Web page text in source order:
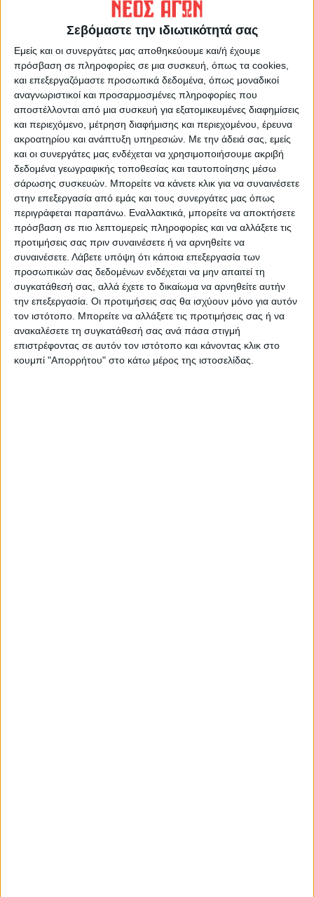
Σεβόμαστε την ιδιωτικότητά σας
Εμείς και οι συνεργάτες μας αποθηκεύουμε και/ή έχουμε
πρόσβαση σε πληροφορίες σε μια συσκευή, όπως τα cookies,
και επεξεργαζόμαστε προσωπικά δεδομένα, όπως μοναδικοί
αναγνωριστικοί και προσαρμοσμένες πληροφορίες που
αποστέλλονται από μια συσκευή για εξατομικευμένες διαφημίσεις
και περιεχόμενο, μέτρηση διαφήμισης και περιεχομένου, έρευνα
ακροατηρίου και ανάπτυξη υπηρεσιών. Με την άδειά σας, εμείς
και οι συνεργάτες μας ενδέχεται να χρησιμοποιήσουμε ακριβή
δεδομένα γεωγραφικής τοποθεσίας και ταυτοποίησης μέσω
σάρωσης συσκευών. Μπορείτε να κάνετε κλικ για να συναινέσετε
στην επεξεργασία από εμάς και τους συνεργάτες μας όπως
περιγράφεται παραπάνω. Εναλλακτικά, μπορείτε να αποκτήσετε
πρόσβαση σε πιο λεπτομερείς πληροφορίες και να αλλάξετε τις
προτιμήσεις σας πριν συναινέσετε ή να αρνηθείτε να
συναινέσετε. Λάβετε υπόψη ότι κάποια επεξεργασία των
προσωπικών σας δεδομένων ενδέχεται να μην απαιτεί τη
συγκατάθεσή σας, αλλά έχετε το δικαίωμα να αρνηθείτε αυτήν
την επεξεργασία. Οι προτιμήσεις σας θα ισχύουν μόνο για αυτόν
τον ιστότοπο. Μπορείτε να αλλάξετε τις προτιμήσεις σας ή να
ανακαλέσετε τη συγκατάθεσή σας ανά πάσα στιγμή
επιστρέφοντας σε αυτόν τον ιστότοπο και κάνοντας κλικ στο
κουμπί "Απορρήτου" στο κάτω μέρος της ιστοσελίδας.
Τεντόγλου, χρυσό μετάλλιο
και στη Γλασκώβη!
Άνετες νίκες για Ατρόμητο
Παλαμά και Αστέρα στην Α'
ΝΕΟΣ ΑΓΩΝ
https://neosagon.gr
Η Αρχαιότερη Καθημερινή Πρωινή Εφημερίδα της Καρδίτσας
ΠΑΡΟΜΟΙΑ ΑΡΘΡΑ